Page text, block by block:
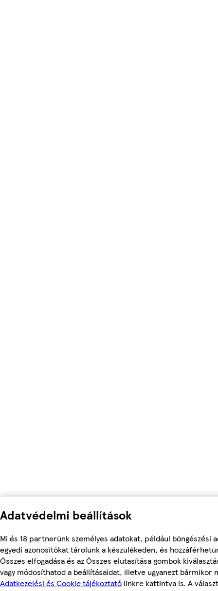
Adatvédelmi beállítások
Mi és 18 partnerünk személyes adatokat, például böngészési
egyedi azonosítókat tárolunk a készülékeden, és
Összes elfogadása és az Összes elutasítása gombok
vagy módosíthatod a beállításaidat, illetve ugyanezt bármikor
Adatkezelési és Cookie tájékoztató linkre kattintva is. A